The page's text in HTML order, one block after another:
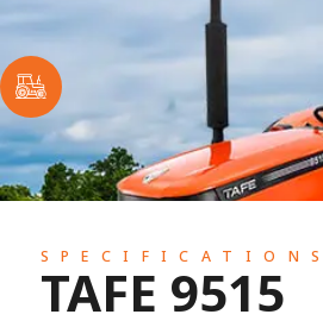
SPECIFICATIONS
TAFE 9515